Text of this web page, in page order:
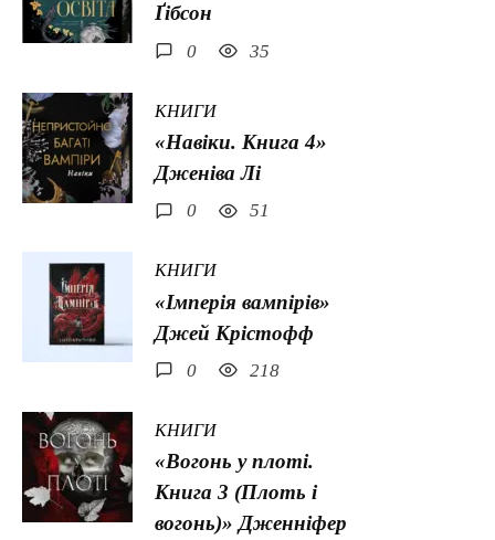
Ґібсон
0 35
КНИГИ
«Навіки. Книга 4»
Дженіва Лі
0 51
КНИГИ
«Імперія вампірів»
Джей Крістофф
0 218
КНИГИ
«Вогонь у плоті.
Книга 3 (Плоть і
вогонь)» Дженніфер